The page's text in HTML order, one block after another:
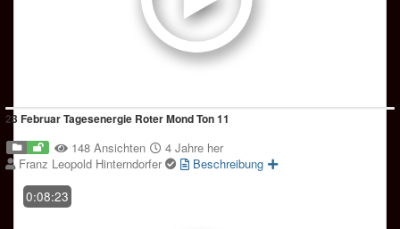
23 Februar Tagesenergie Roter Mond Ton 11
148 Ansichten
4 Jahre her
Franz Leopold Hinterndorfer
Beschreibung
0:08:23